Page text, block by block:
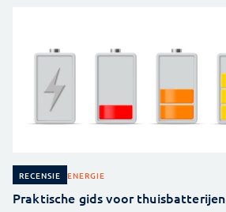
RECENSIE ENERGIE
Praktische gids voor thuisbatterijen